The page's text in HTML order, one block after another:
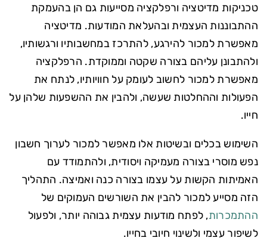
טכניקות מדיטציה ורפלקציה מסייעות גם הן בהעמקת
ההתבוננות העצמית ובהעלאת המודעות. מדיטציה
מאפשרת למכור להירגע, להתרכז במחשבותיו ורגשותיו,
ולהתבונן עליהם בצורה שקטה וממוקדת. הרפלקציה
מאפשרת למכור לחשוב לעומק על חוויותיו, לנתח את
הפעולות וההחלטות שעשה, ולהבין את ההשפעות שלהן על
חייו.
השימוש בכלים ובשיטות אלו מאפשר למכור לערוך חשבון
נפש מוסרי בצורה מעמיקה ויסודית, ולהתמודד עם
האמיתות הקשות על עצמו בצורה כנה ואמיצה. התהליך
הזה מסייע למכור להבין את השורשים העמוקים של
ההתמכרות, לפתח מודעות עצמית גבוהה יותר, ולפעול
לשיפור עצמי ולשינוי חיובי בחייו.